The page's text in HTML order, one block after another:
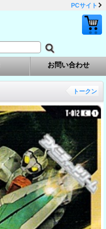
PCサイト
お問い合わせ
トークン